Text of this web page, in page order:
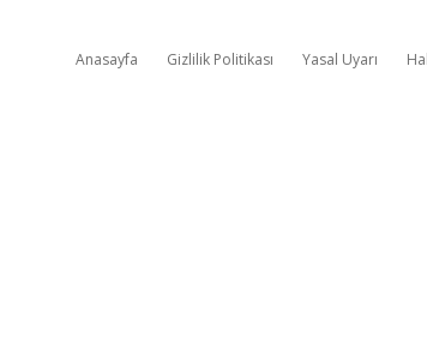
Anasayfa Gizlilik Politikası Yasal Uyarı